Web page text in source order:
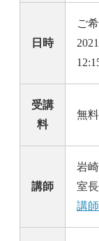
日時
ご
受講
料
無
講師
岩
室長
講